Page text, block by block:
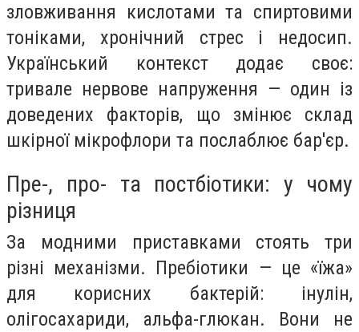
зловживання кислотами та спиртовими
тоніками, хронічний стрес і недосип.
Український контекст додає своє:
тривале нервове напруження — один із
доведених факторів, що змінює склад
шкірної мікрофлори та послаблює бар'єр.
Пре-, про- та постбіотики: у чому
різниця
За модними приставками стоять три
різні механізми. Пребіотики — це «їжа»
для корисних бактерій: інулін,
олігосахариди, альфа-глюкан. Вони не